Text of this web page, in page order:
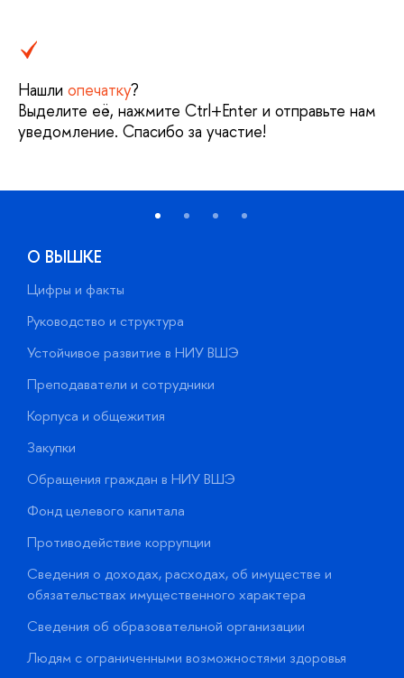
Нашли опечатку?
Выделите её, нажмите Ctrl+Enter и отправьте нам
уведомление. Спасибо за участие!
О ВЫШКЕ
Цифры и факты
Руководство и структура
Устойчивое развитие в НИУ ВШЭ
Преподаватели и сотрудники
Корпуса и общежития
Закупки
Обращения граждан в НИУ ВШЭ
Фонд целевого капитала
Противодействие коррупции
Сведения о доходах, расходах, об имуществе и
обязательствах имущественного характера
Сведения об образовательной организации
Людям с ограниченными возможностями здоровья